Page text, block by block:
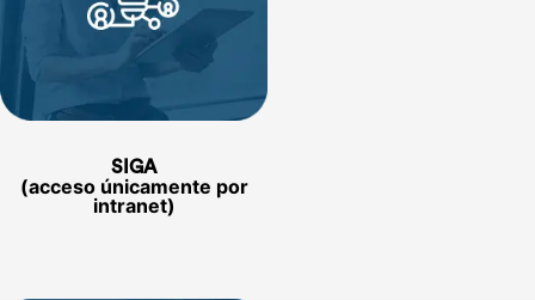
SIGA
(acceso únicamente por
intranet)